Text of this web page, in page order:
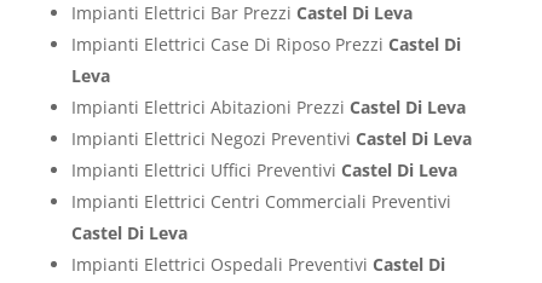
Impianti Elettrici Bar Prezzi Castel Di Leva
Impianti Elettrici Case Di Riposo Prezzi Castel Di
Leva
Impianti Elettrici Abitazioni Prezzi Castel Di Leva
Impianti Elettrici Negozi Preventivi Castel Di Leva
Impianti Elettrici Uffici Preventivi Castel Di Leva
Impianti Elettrici Centri Commerciali Preventivi
Castel Di Leva
Impianti Elettrici Ospedali Preventivi Castel Di